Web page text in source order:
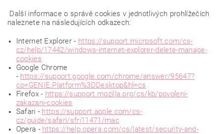
Další informace o správě cookies v jednotlivých prohlížečích
naleznete na následujících odkazech:
Internet Explorer - https://support.microsoft.com/cs-
cz/help/17442/windows-internet-explorer-delete-manage-
cookies
Google Chrome
- https://support.google.com/chrome/answer/95647?
co=GENIE.Platform%3DDesktop&hl=cs
Firefox - https://support.mozilla.org/cs/kb/povoleni-
zakazani-cookies
Safari - https://support.apple.com/cs-
cz/guide/safari/sfri11471/mac
Opera - https://help.opera.com/cs/latest/security-and-